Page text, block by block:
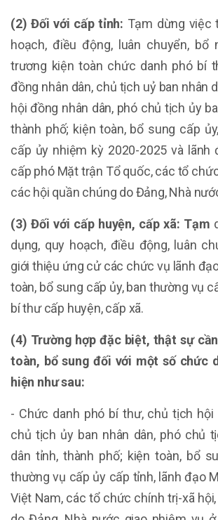
(2) Đối với cấp tỉnh: Tạm dừng việc
hoạch, điều động, luân chuyển, bổ
trương kiện toàn chức danh phó bí
đồng nhân dân, chủ tịch uỷ ban nhân
hội đồng nhân dân, phó chủ tịch ủy
thành phố; kiện toàn, bổ sung cấp
cấp ủy nhiệm kỳ 2020-2025 và lãnh
cấp phó Mặt trận Tổ quốc, các tổ
các hội quần chúng do Đảng, Nhà
(3) Đối với cấp huyện, cấp xã: Tạm
dụng, quy hoạch, điều động, luân
giới thiệu ứng cử các chức vụ lãnh
toàn, bổ sung cấp ủy, ban thường vụ
bí thư cấp huyện, cấp xã.
(4) Trường hợp đặc biệt, thật sự
toàn, bổ sung đối với một số chức
hiện như sau:
- Chức danh phó bí thư, chủ tịch hội
chủ tịch ủy ban nhân dân, phó chủ
dân tỉnh, thành phố; kiện toàn, bổ
thường vụ cấp ủy cấp tỉnh, lãnh đạo
Việt Nam, các tổ chức chính trị-xã